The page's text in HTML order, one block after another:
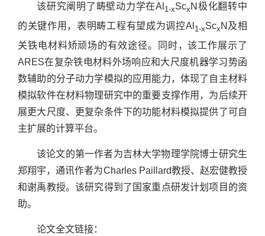
该研究阐明了畴壁动力学在Al 1-xScx N极化翻转中
的关键作用，表明畴工程有望成为调控Al 1-xScx N及相
关铁电材料矫顽场的有效途径。同时，该工作展示了
ARES在复杂铁电材料外场响应和大尺度机器学习势函
数辅助的分子动力学模拟的应用能力，体现了自主材料
模拟软件在材料物理研究中的重要支撑作用，为后续开
展更大尺度、更复杂条件下的功能材料模拟提供了可自
主扩展的计算平台。
该论文的第一作者为吉林大学物理学院博士研究生
郑翔宇，通讯作者为Charles Paillard教授、赵宏健教授
和谢禹教授。该研究得到了国家重点研发计划项目的资
助。
论文全文链接：